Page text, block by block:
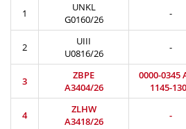
1
UNKL
G0160/26
-
2
UIII
U0816/26
-
3
ZBPE
A3404/26
0000-0345
1145-
4
ZLHW
A3418/26
-